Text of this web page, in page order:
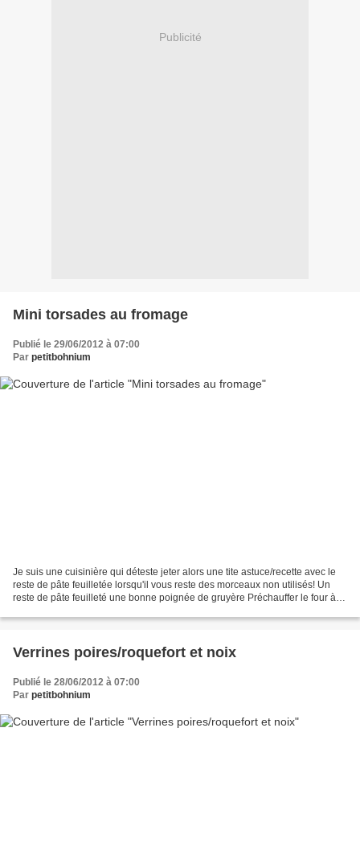
Publicité
Mini torsades au fromage
Publié le 29/06/2012 à 07:00
Par petitbohnium
Je suis une cuisinière qui déteste jeter alors une tite astuce/recette avec le
reste de pâte feuilletée lorsqu'il vous reste des morceaux non utilisés! Un
reste de pâte feuilleté une bonne poignée de gruyère Préchauffer le four à
Verrines poires/roquefort et noix
Publié le 28/06/2012 à 07:00
Par petitbohnium